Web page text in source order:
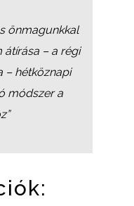
önmagunkkal
átírása – a régi
– hétköznapi
módszer a